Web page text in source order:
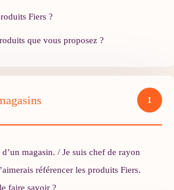
Fiers ?
que vous proposez ?
1
magasin. / Je suis chef de rayon
référencer les produits Fiers.
faire savoir ?